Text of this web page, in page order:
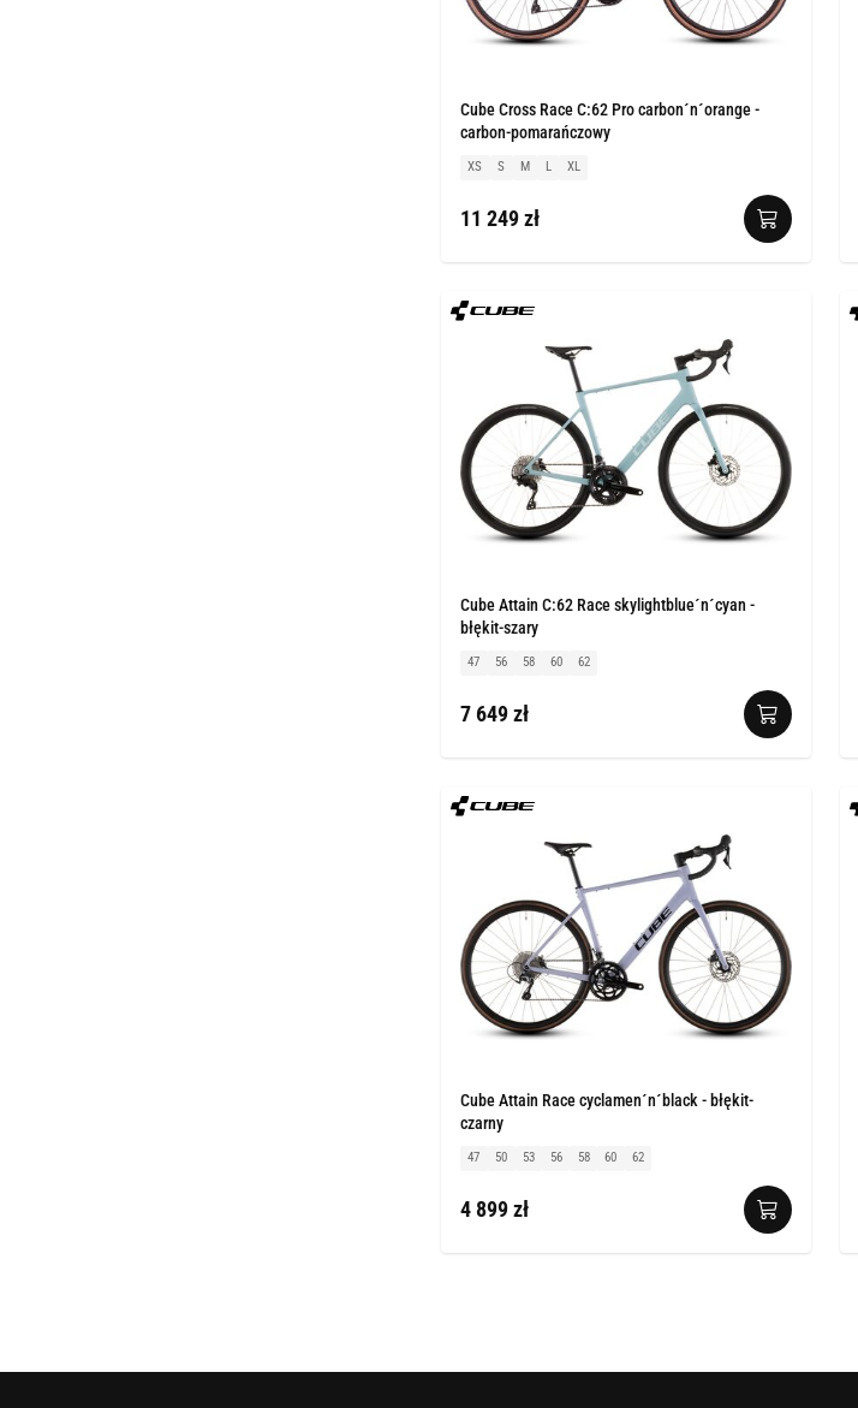
Cube Cross Race C:62 Pro carbon´n´orange -
carbon-pomarańczowy
XS S M L XL
11 249 zł
Cube Attain C:62 Race skylightblue´n´cyan -
błękit-szary
47 56 58 60 62
7 649 zł
Cube Attain Race cyclamen´n´black - błękit-
czarny
47 50 53 56 58 60 62
4 899 zł